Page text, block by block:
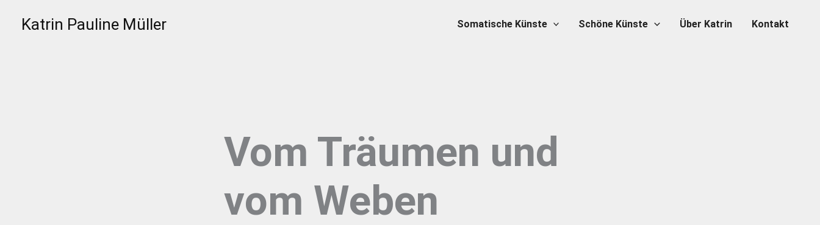
InhaltKatrin Pauline Müller Somatische Künste Schöne Künste Über Katrin Kontakt
Vom Träumen und
vom Weben